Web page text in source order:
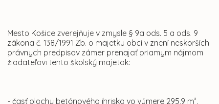
Mesto Košice zverejňuje v zmysle § 9a ods. 5 a ods. 9
zákona č. 138/1991 Zb. o majetku obcí v znení neskorších
právnych predpisov zámer prenajať priamym nájmom
žiadateľovi tento školský majetok:
- časť plochy betónového ihriska vo výmere 295,9 m²,